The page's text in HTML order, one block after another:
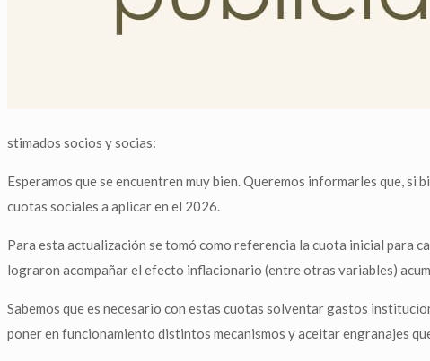
stimados socios y socias:
Esperamos que se encuentren muy bien. Queremos informarles que, si
cuotas sociales a aplicar en el 2026.
Para esta actualización se tomó como referencia la cuota inicial para
lograron acompañar el efecto inflacionario (entre otras variables)
Sabemos que es necesario con estas cuotas solventar gastos
poner en funcionamiento distintos mecanismos y aceitar engranajes